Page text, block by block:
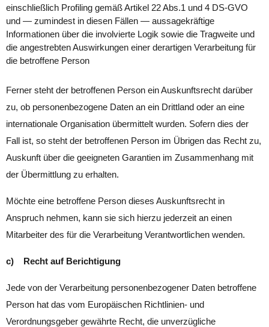
einschließlich Profiling gemäß Artikel 22 Abs.1 und 4 DS-GVO
und — zumindest in diesen Fällen — aussagekräftige
Informationen über die involvierte Logik sowie die Tragweite und
die angestrebten Auswirkungen einer derartigen Verarbeitung für
die betroffene Person
Ferner steht der betroffenen Person ein Auskunftsrecht darüber
zu, ob personenbezogene Daten an ein Drittland oder an eine
internationale Organisation übermittelt wurden. Sofern dies der
Fall ist, so steht der betroffenen Person im Übrigen das Recht zu,
Auskunft über die geeigneten Garantien im Zusammenhang mit
der Übermittlung zu erhalten.
Möchte eine betroffene Person dieses Auskunftsrecht in
Anspruch nehmen, kann sie sich hierzu jederzeit an einen
Mitarbeiter des für die Verarbeitung Verantwortlichen wenden.
c) Recht auf Berichtigung
Jede von der Verarbeitung personenbezogener Daten betroffene
Person hat das vom Europäischen Richtlinien- und
Verordnungsgeber gewährte Recht, die unverzügliche